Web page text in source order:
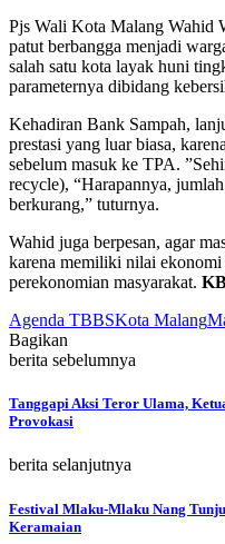
Pjs Wali Kota Malang Wahid
patut berbangga menjadi
salah satu kota layak huni
parameternya dibidang
Kehadiran Bank Sampah,
prestasi yang luar biasa,
sebelum masuk ke TPA.
recycle), “Harapannya,
berkurang,” tuturnya.
Wahid juga berpesan, agar
karena memiliki nilai
perekonomian masyarakat.
Agenda TBBSKota Malang
Bagikan
berita sebelumnya
Tanggapi Aksi Teror Ulama,
Provokasi
berita selanjutnya
Festival Mlaku-Mlaku Nang
Keramaian